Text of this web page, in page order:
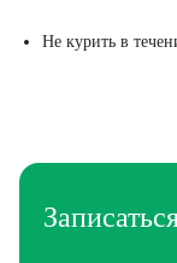
Не курить в